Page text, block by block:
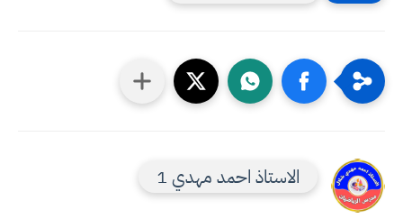
الاستاذ احمد مهدي 1